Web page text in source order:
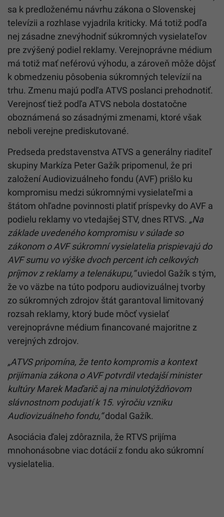
sa k predloženému návrhu zákona o Slovenskej
televízii a rozhlase vyjadrila kriticky. Má totiž podľa
nej zásadne znevýhodniť súkromných vysielateľov
pre zvýšený podiel reklamy. Verejnoprávne médium
má totiž mať neférovú výhodu, a zároveň môže dôjsť
k obmedzeniu pôsobenia súkromných televízií na
trhu. Zmenu majú podľa ATVS poslanci prehodnotiť.
Verejnosť tiež podľa ATVS nebola dostatočne
oboznámená so zásadnými zmenami, ktoré však
neboli verejne prediskutované.
Predseda predstavenstva ATVS a generálny riaditeľ
skupiny Markíza Peter Gažík pripomenul, že pri
založení Audiovizuálneho fondu (AVF) prišlo ku
kompromisu medzi súkromnými vysielateľmi a
štátom ohľadne povinnosti platiť príspevky do AVF a
podielu reklamy vo vtedajšej STV, dnes RTVS. „Na
základe uvedeného kompromisu v súlade so
zákonom o AVF súkromní vysielatelia prispievajú do
AVF sumu vo výške dvoch percent ich celkových
príjmov z reklamy a telenákupu,“uviedol Gažík s tým,
že vo väzbe na túto podporu audiovizuálnej tvorby
zo súkromných zdrojov štát garantoval limitovaný
rozsah reklamy, ktorý bude môcť vysielať
verejnoprávne médium financované majoritne z
verejných zdrojov.
„ATVS pripomína, že tento kompromis a kontext
prijímania zákona o AVF potvrdil vtedajší minister
kultúry Marek Maďarič aj na minulotýždňovom
slávnostnom podujatí k 15. výročiu vzniku
Audiovizuálneho fondu,“dodal Gažík.
Asociácia ďalej zdôraznila, že RTVS prijíma
mnohonásobne viac dotácií z fondu ako súkromní
vysielatelia.